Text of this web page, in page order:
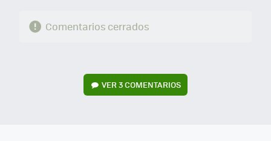
Comentarios cerrados
VER3 COMENTARIOS